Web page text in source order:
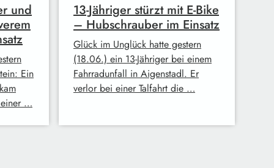
und
Ein
einer …
13-Jähriger stürzt mit E-Bike
– Hubschrauber im Einsatz
Glück im Unglück hatte gestern
(18.06.) ein 13-Jähriger bei einem
Fahrradunfall in Aigenstadl. Er
verlor bei einer Talfahrt die …